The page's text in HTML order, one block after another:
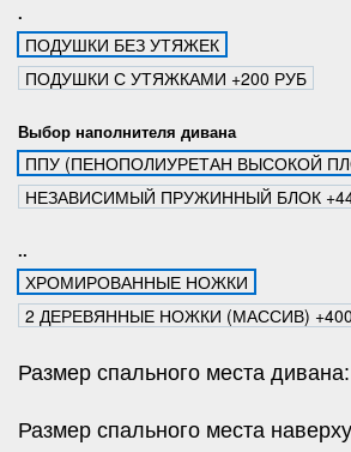
.
ПОДУШКИ БЕЗ УТЯЖЕК
ПОДУШКИ С УТЯЖКАМИ +200 РУБ
Выбор наполнителя дивана
ППУ (ПЕНОПОЛИУРЕТАН ВЫСОКОЙ
НЕЗАВИСИМЫЙ ПРУЖИННЫЙ БЛОК
..
ХРОМИРОВАННЫЕ НОЖКИ
2 ДЕРЕВЯННЫЕ НОЖКИ (МАССИВ)
Размер спального места
Размер спального места